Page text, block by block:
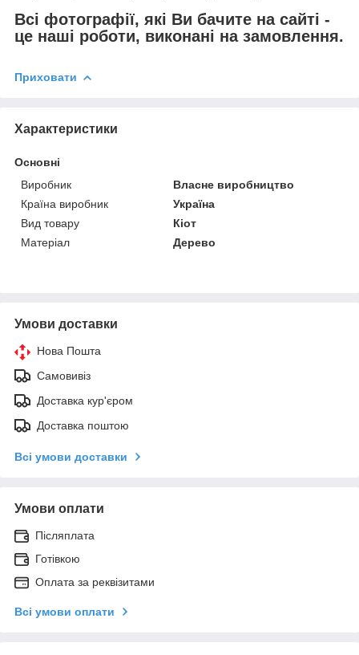
Всі фотографії, які Ви бачите на сайті -
це наші роботи, виконані на замовлення.
Приховати
Характеристики
Основні
Виробник
Власне виробництво
Країна виробник
Україна
Вид товару
Кіот
Матеріал
Дерево
Умови доставки
Нова Пошта
Самовивіз
Доставка кур'єром
Доставка поштою
Всі умови доставки
Умови оплати
Післяплата
Готівкою
Оплата за реквізитами
Всі умови оплати